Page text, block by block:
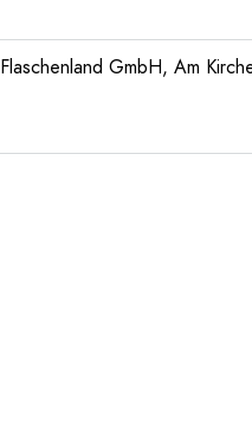
Flaschenland GmbH, Am